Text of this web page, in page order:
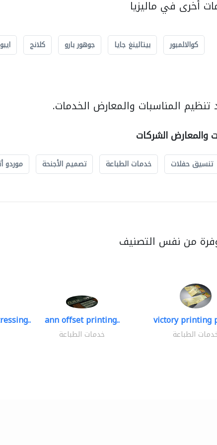
أخرى في ماليزيا
كوالالمبور بيتالينغ جايا جوهور بارو كلانج
المناسبات والمعارض الخدمات.
والمعارض الشركات
تنسيق حفلات خدمات الطباعة تصميم الأجنحة موردو
من نفس التصنيف
ann offset printing..
خدمات الطباعة
victory printing
الطباعة